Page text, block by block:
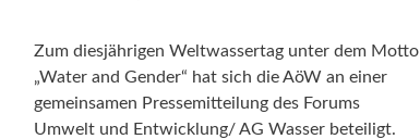
Zum diesjährigen Weltwassertag unter dem Motto
„Water and Gender“ hat sich die AöW an einer
gemeinsamen Pressemitteilung des Forums
Umwelt und Entwicklung/ AG Wasser beteiligt.